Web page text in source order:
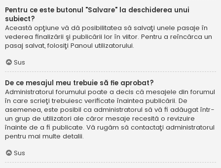
Pentru ce este butonul "Salvare" la deschiderea unui
subiect?
Această opţiune vă dă posibilitatea să salvaţi unele pasaje în
vederea finalizării şi publicării lor în viitor. Pentru a reîncărca un
pasaj salvat, folosiţi Panoul utilizatorului.
Sus
De ce mesajul meu trebuie să fie aprobat?
Administratorul forumului poate a decis că mesajele din forumul
în care scrieţi trebuiesc verificate înaintea publicării. De
asemenea, este posibil ca administratorul să vă fi adăugat într-
un grup de utilizatori ale căror mesaje recesită o revizuire
înainte de a fi publicate. Vă rugăm să contactaţi administratorul
pentru mai multe detalii.
Sus